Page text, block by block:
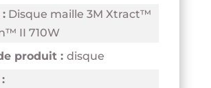
Disque maille 3M Xtract™
II 710W
produit : disque